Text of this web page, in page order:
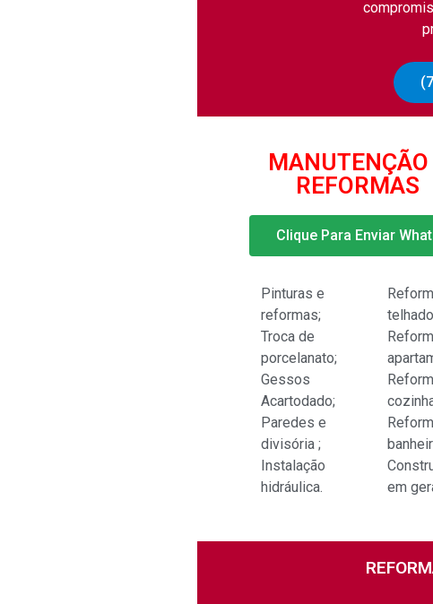
MANUTENÇÃO
REFORMAS
Clique Para Enviar
Pinturas e
reformas;
Troca de
porcelanato;
Gessos
Acartodado;
Paredes e
divisória ;
Instalação
hidráulica.
em